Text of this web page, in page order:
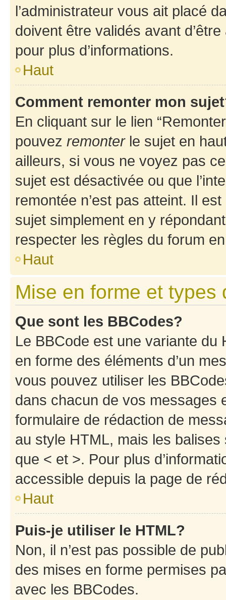
l’administrateur vous ait placé
doivent être validés avant
pour plus d’informations.
Haut
Comment remonter mon
En cliquant sur le lien
pouvez remonterle sujet en
ailleurs, si vous ne voyez pas
sujet est désactivée ou que
remontée n’est pas atteint. Il
sujet simplement en y
respecter les règles du forum
Haut
Mise en forme et types
Que sont les BBCodes?
Le BBCode est une variante du
en forme des éléments d’un
vous pouvez utiliser les
dans chacun de vos messages
formulaire de rédaction de
au style HTML, mais les
que < et >. Pour plus
accessible depuis la page de
Haut
Puis-je utiliser le HTML?
Non, il n’est pas possible de
des mises en forme permises
avec les BBCodes.